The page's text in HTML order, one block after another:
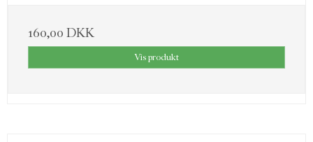
160,00 DKK
Vis produkt